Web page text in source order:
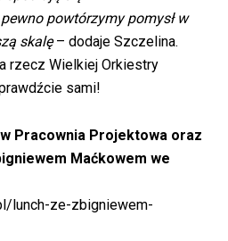
powtórzymy pomysł w
skalę– dodaje Szczelina.
rzecz Wielkiej Orkiestry
sami!
Pracownia Projektowa oraz
Maćkowem we
lunch-ze-zbigniewem-